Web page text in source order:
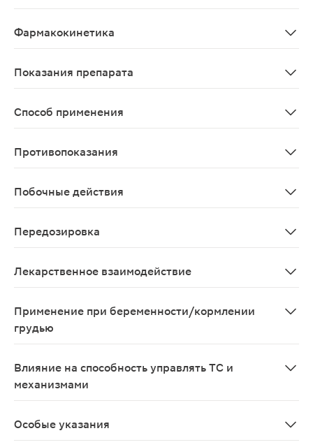
Фармакокинетика
Показания препарата
Способ применения
Противопоказания
Побочные действия
Передозировка
Лекарственное взаимодействие
Применение при беременности/кормлении
грудью
Влияние на способность управлять ТС и
механизмами
Особые указания